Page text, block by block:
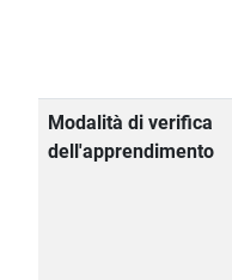
Modalità di verifica
dell'apprendimento